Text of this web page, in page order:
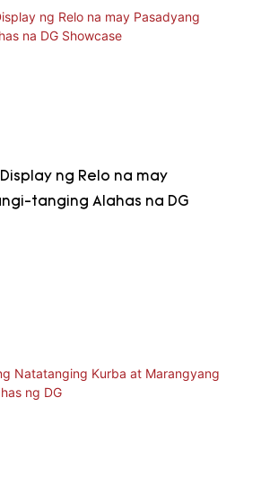
ng Relo na may
tanging Alahas na DG